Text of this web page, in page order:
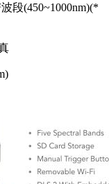
段(450~1000nm)(*